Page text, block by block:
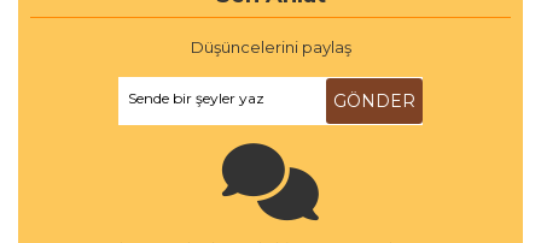
Düşüncelerini paylaş
Sende bir şeyler yaz GÖNDER